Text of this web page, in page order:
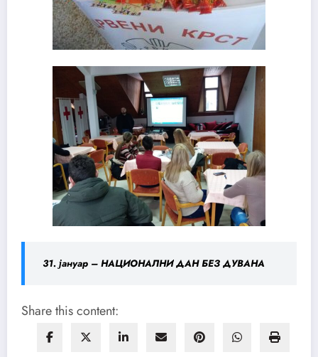
31. јануар – НAЦИОНАЛНИ ДАН БЕЗ ДУВАНА
Share this content: